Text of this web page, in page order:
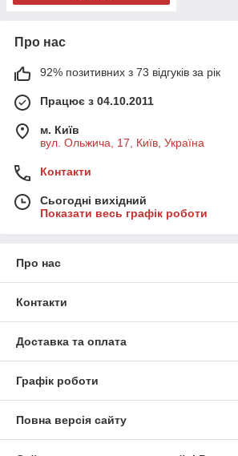
Про нас
92% позитивних з 73 відгуків за рік
Працює з 04.10.2011
м. Київ
вул. Ольжича, 17, Київ, Україна
Контакти
Сьогодні вихідний
Показати весь графік роботи
Про нас
Контакти
Доставка та оплата
Графік роботи
Повна версія сайту